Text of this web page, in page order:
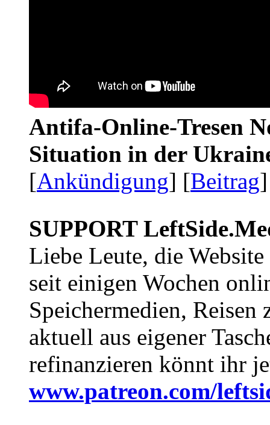
Antifa-Online-Tresen
Situation in der
[Ankündigung] [Beitrag
SUPPORT
Liebe Leute, die Website
seit einigen Wochen
Speichermedien, Reisen
aktuell aus eigener
refinanzieren könnt ihr
www.patreon.com/